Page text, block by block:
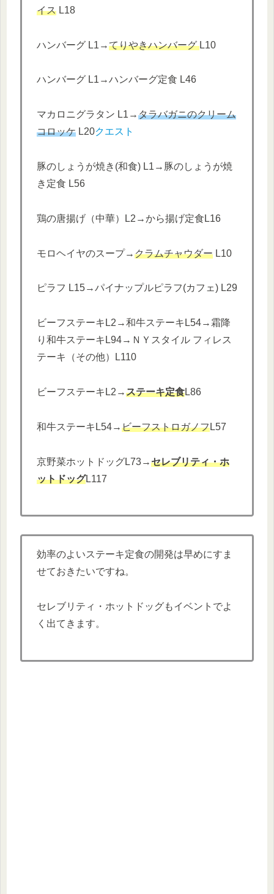
イス L18
ハンバーグ L1→てりやきハンバーグL10
ハンバーグ L1→ハンバーグ定食 L46
マカロニグラタン L1→タラバガニのクリーム
コロッケ L20クエスト
豚のしょうが焼き(和食) L1→豚のしょうが焼
き定食 L56
鶏の唐揚げ（中華）L2→から揚げ定食L16
モロヘイヤのスープ→クラムチャウダー L10
ピラフ L15→パイナップルピラフ(カフェ) L29
ビーフステーキL2→和牛ステーキL54→霜降
り和牛ステーキL94→ＮＹスタイル フィレス
テーキ（その他）L110
ビーフステーキL2→ステーキ定食L86
和牛ステーキL54→ビーフストロガノフL57
京野菜ホットドッグL73→セレブリティ・ホ
ットドッグL117
効率のよいステーキ定食の開発は早めにすま
せておきたいですね。
セレブリティ・ホットドッグもイベントでよ
く出てきます。